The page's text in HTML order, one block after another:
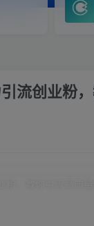
引流创业粉